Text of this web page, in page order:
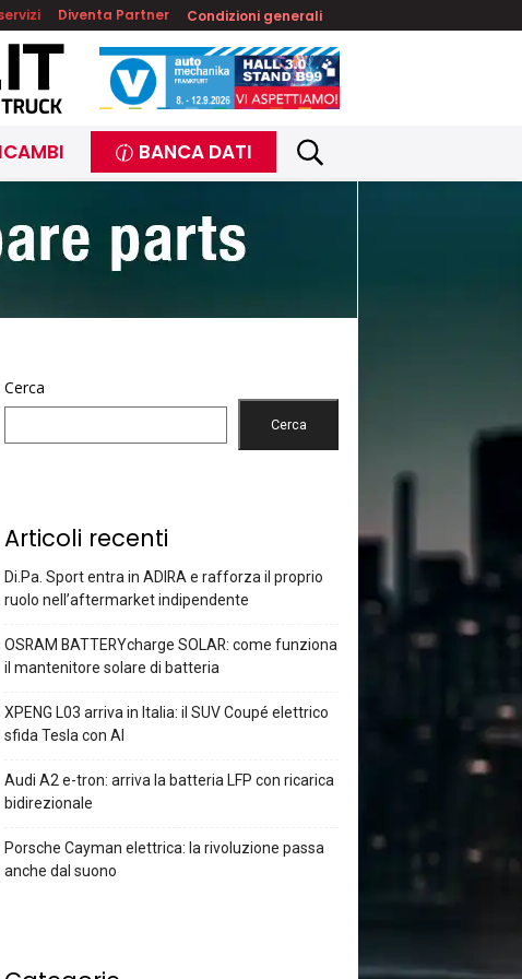
Diventa Partner Condizioni generali
BANCA DATI
Cerca
Cerca
Articoli recenti
Di.Pa. Sport entra in ADIRA e rafforza il proprio
ruolo nell’aftermarket indipendente
OSRAM BATTERYcharge SOLAR: come funziona
il mantenitore solare di batteria
XPENG L03 arriva in Italia: il SUV Coupé elettrico
sfida Tesla con AI
Audi A2 e-tron: arriva la batteria LFP con ricarica
bidirezionale
Porsche Cayman elettrica: la rivoluzione passa
anche dal suono